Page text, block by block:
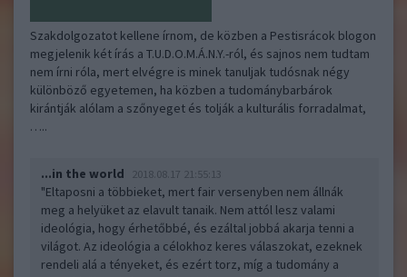
Szakdolgozatot kellene írnom, de közben a Pestisrácok blogon
megjelenik két írás a T.U.D.O.M.Á.N.Y.-ról, és sajnos nem tudtam
nem írni róla, mert elvégre is minek tanuljak tudósnak négy
különböző egyetemen, ha közben a tudománybarbárok
kirántják alólam a szőnyeget és tolják a kulturális forradalmat,
…..
...in the world 2018.08.17 21:55:13
"Eltaposni a többieket, mert fair versenyben nem állnák
meg a helyüket az elavult tanaik. Nem attól lesz valami
ideológia, hogy érhetőbbé, és ezáltal jobbá akarja tenni a
világot. Az ideológia a célokhoz keres válaszokat, ezeknek
rendeli alá a tényeket, és ezért torz, míg a tudomány a